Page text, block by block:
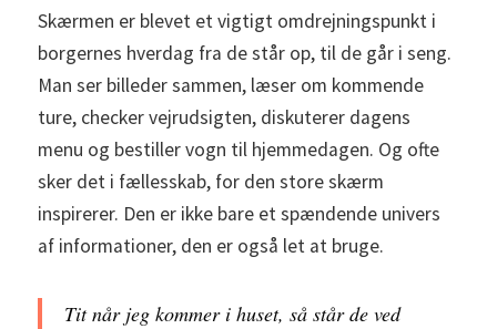
Skærmen er blevet et vigtigt omdrejningspunkt i
borgernes hverdag fra de står op, til de går i seng.
Man ser billeder sammen, læser om kommende
ture, checker vejrudsigten, diskuterer dagens
menu og bestiller vogn til hjemmedagen. Og ofte
sker det i fællesskab, for den store skærm
inspirerer. Den er ikke bare et spændende univers
af informationer, den er også let at bruge.
Tit når jeg kommer i huset, så står de ved